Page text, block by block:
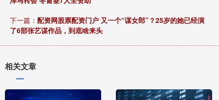
下一篇： 配资网股票配资门户 又一个“谋女郎”？25岁的她已经演
了6部张艺谋作品，到底啥来头
相关文章